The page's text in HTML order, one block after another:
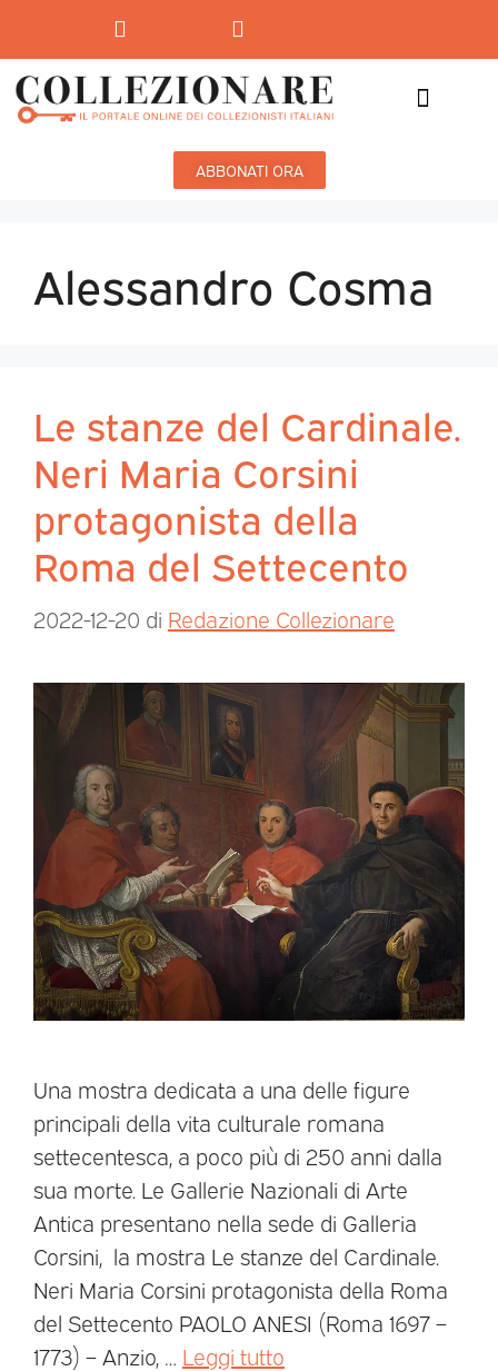
ABBONATI ORA
Alessandro Cosma
Le stanze del Cardinale.
Neri Maria Corsini
protagonista della
Roma del Settecento
2022-12-20 di Redazione Collezionare
Una mostra dedicata a una delle figure
principali della vita culturale romana
settecentesca, a poco più di 250 anni dalla
sua morte. Le Gallerie Nazionali di Arte
Antica presentano nella sede di Galleria
Corsini, la mostra Le stanze del Cardinale.
Neri Maria Corsini protagonista della Roma
del Settecento PAOLO ANESI (Roma 1697 –
1773) – Anzio, … Leggi tutto